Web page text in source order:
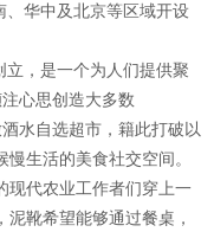
、华中及北京等区域开设
，是一个为人们提供聚
心思创造大多数
水自选超市，籍此打破以
生活的美食社交空间。
代农业工作者们穿上一
靴希望能够通过餐桌，